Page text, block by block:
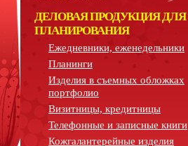
ДЕЛОВАЯ ПРОДУКЦИЯ ДЛЯ
ПЛАНИРОВАНИЯ
Ежедневники, еженедельники
Планинги
Изделия в съемных обложках
портфолио
Визитницы, кредитницы
Телефонные и записные книги
Кожгалантерейные изделия